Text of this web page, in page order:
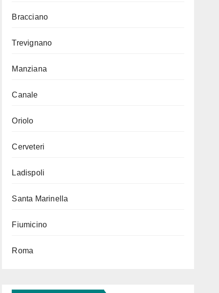
Bracciano
Trevignano
Manziana
Canale
Oriolo
Cerveteri
Ladispoli
Santa Marinella
Fiumicino
Roma